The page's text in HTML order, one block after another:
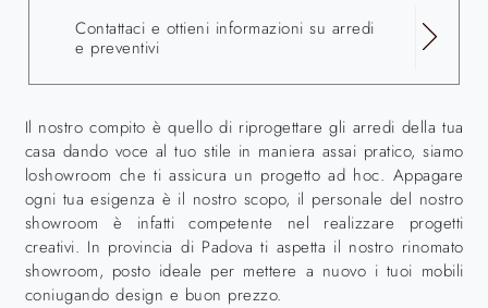
Contattaci e ottieni informazioni su arredi
e preventivi
Il nostro compito è quello di riprogettare gli arredi della tua
casa dando voce al tuo stile in maniera assai pratico, siamo
loshowroom che ti assicura un progetto ad hoc. Appagare
ogni tua esigenza è il nostro scopo, il personale del nostro
showroom è infatti competente nel realizzare progetti
creativi. In provincia di Padova ti aspetta il nostro rinomato
showroom, posto ideale per mettere a nuovo i tuoi mobili
coniugando design e buon prezzo.